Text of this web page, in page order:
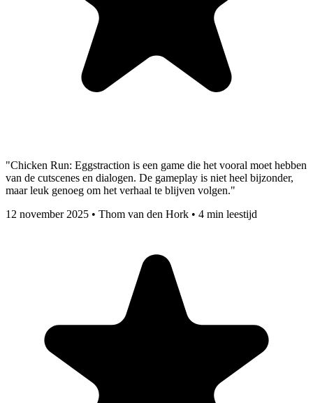
"Chicken Run: Eggstraction is een game die het vooral moet hebben
van de cutscenes en dialogen. De gameplay is niet heel bijzonder,
maar leuk genoeg om het verhaal te blijven volgen."
12 november 2025 • Thom van den Hork • 4 min leestijd